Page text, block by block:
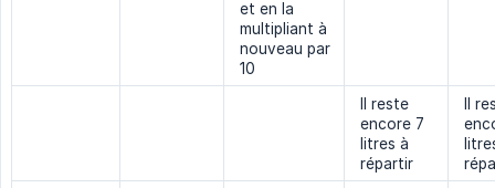
et en la
multipliant à
nouveau par
10
Il reste
encore 7
litres à
répartir
Il